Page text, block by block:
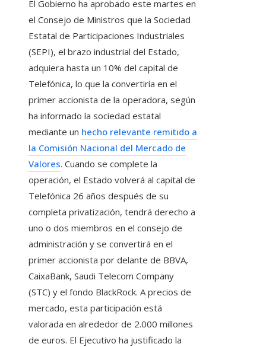
El Gobierno ha aprobado este martes en
el Consejo de Ministros que la Sociedad
Estatal de Participaciones Industriales
(SEPI), el brazo industrial del Estado,
adquiera hasta un 10% del capital de
Telefónica, lo que la convertiría en el
primer accionista de la operadora, según
ha informado la sociedad estatal
mediante un hecho relevante remitido a
la Comisión Nacional del Mercado de
Valores. Cuando se complete la
operación, el Estado volverá al capital de
Telefónica 26 años después de su
completa privatización, tendrá derecho a
uno o dos miembros en el consejo de
administración y se convertirá en el
primer accionista por delante de BBVA,
CaixaBank, Saudi Telecom Company
(STC) y el fondo BlackRock. A precios de
mercado, esta participación está
valorada en alrededor de 2.000 millones
de euros. El Ejecutivo ha justificado la